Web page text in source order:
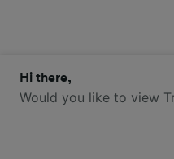
Hi there,
Would you like to view